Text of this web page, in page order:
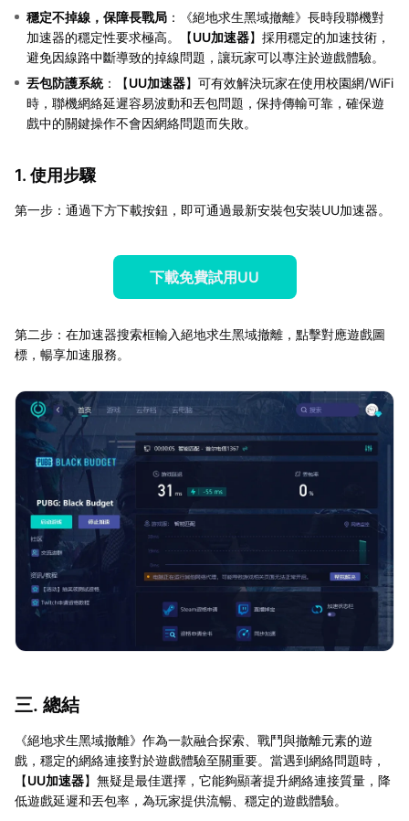
穩定不掉線，保障長戰局 ：《絕地求生黑域撤離》長時段聯機對
加速器的穩定性要求極高。【UU加速器】採用穩定的加速技術，
避免因線路中斷導致的掉線問題，讓玩家可以專注於遊戲體驗。
丟包防護系統：【UU加速器】可有效解決玩家在使用校園網/WiFi
時，聯機網絡延遲容易波動和丟包問題，保持傳輸可靠，確保遊
戲中的關鍵操作不會因網絡問題而失敗。
1. 使用步驟
第一步：通過下方下載按鈕，即可通過最新安裝包安裝UU加速器。
下載免費試用UU
第二步：在加速器搜索框輸入絕地求生黑域撤離，點擊對應遊戲圖
標，暢享加速服務。
三. 總結
《絕地求生黑域撤離》作為一款融合探索、戰鬥與撤離元素的遊
戲，穩定的網絡連接對於遊戲體驗至關重要。當遇到網絡問題時，
【UU加速器】無疑是最佳選擇，它能夠顯著提升網絡連接質量，降
低遊戲延遲和丟包率，為玩家提供流暢、穩定的遊戲體驗。